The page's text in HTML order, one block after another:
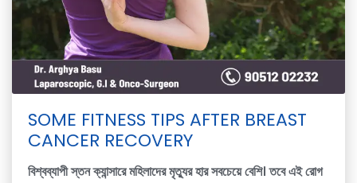
SOME FITNESS TIPS AFTER BREAST
CANCER RECOVERY
বিশ্বব্যাপী স্তন ক্যান্সারে মহিলাদের মৃত্যুর হার সবচেয়ে বেশি। তবে এই রোগ